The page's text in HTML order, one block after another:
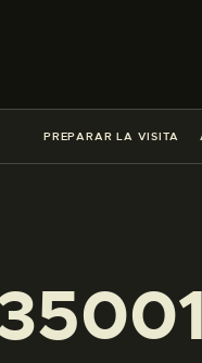
PREPARAR LA VISITA
█